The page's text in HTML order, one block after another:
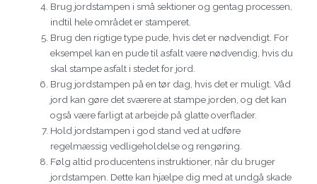
Brug jordstampen i små sektioner og gentag processen,
indtil hele området er stamperet.
Brug den rigtige type pude, hvis det er nødvendigt. For
eksempel kan en pude til asfalt være nødvendig, hvis du
skal stampe asfalt i stedet for jord.
Brug jordstampen på en tør dag, hvis det er muligt. Våd
jord kan gøre det sværere at stampe jorden, og det kan
også være farligt at arbejde på glatte overflader.
Hold jordstampen i god stand ved at udføre
regelmæssig vedligeholdelse og rengøring.
Følg altid producentens instruktioner, når du bruger
jordstampen. Dette kan hjælpe dig med at undgå skade